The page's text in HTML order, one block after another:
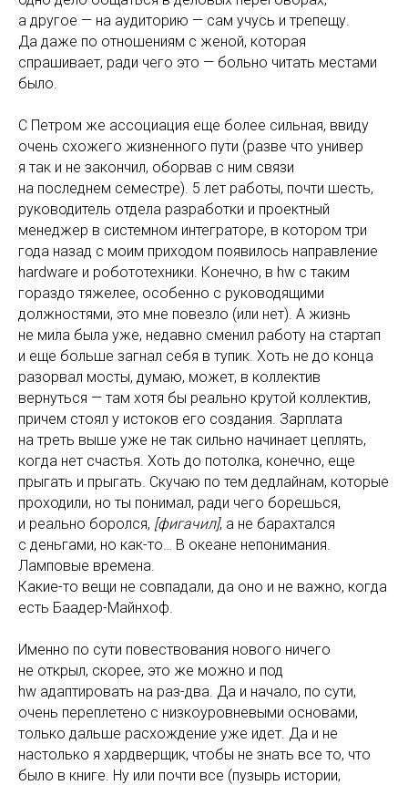
а другое — на аудиторию — сам учусь и трепещу.
Да даже по отношениям с женой, которая
спрашивает, ради чего это — больно читать местами
было.
С Петром же ассоциация еще более сильная, ввиду
очень схожего жизненного пути (разве что универ
я так и не закончил, оборвав с ним связи
на последнем семестре). 5 лет работы, почти шесть,
руководитель отдела разработки и проектный
менеджер в системном интеграторе, в котором три
года назад с моим приходом появилось направление
hardware и робототехники. Конечно, в hw с таким
гораздо тяжелее, особенно с руководящими
должностями, это мне повезло (или нет). А жизнь
не мила была уже, недавно сменил работу на стартап
и еще больше загнал себя в тупик. Хоть не до конца
разорвал мосты, думаю, может, в коллектив
вернуться — там хотя бы реально крутой коллектив,
причем стоял у истоков его создания. Зарплата
на треть выше уже не так сильно начинает цеплять,
когда нет счастья. Хоть до потолка, конечно, еще
прыгать и прыгать. Скучаю по тем дедлайнам, которые
проходили, но ты понимал, ради чего борешься,
и реально боролся, [фигачил], а не барахтался
с деньгами, но как-то… В океане непонимания.
Ламповые времена.
Какие-то вещи не совпадали, да оно и не важно, когда
есть Баадер-Майнхоф.
Именно по сути повествования нового ничего
не открыл, скорее, это же можно и под
hw адаптировать на раз-два. Да и начало, по сути,
очень переплетено с низкоуровневыми основами,
только дальше расхождение уже идет. Да и не
настолько я хардверщик, чтобы не знать все то, что
было в книге. Ну или почти все (пузырь истории,